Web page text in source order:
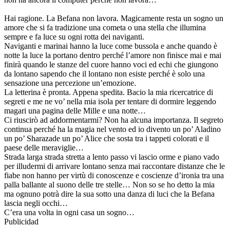
Hai ragione. La Befana non lavora. Magicamente resta un sogno un
amore che si fa tradizione una cometa o una stella che illumina
sempre e fa luce su ogni rotta dei naviganti.
Naviganti e marinai hanno la luce come bussola e anche quando è
notte la luce la portano dentro perché l’amore non finisce mai e mai
finirà quando le stanze del cuore hanno voci ed echi che giungono
da lontano sapendo che il lontano non esiste perché è solo una
sensazione una percezione un’emozione.
La letterina è pronta. Appena spedita. Bacio la mia ricercatrice di
segreti e me ne vo’ nella mia isola per tentare di dormire leggendo
magari una pagina delle Mille e una notte…
Ci riuscirò ad addormentarmi? Non ha alcuna importanza. Il segreto
continua perché ha la magia nel vento ed io divento un po’ Aladino
un po’ Sharazade un po’ Alice che sosta tra i tappeti colorati e il
paese delle meraviglie…
Strada larga strada stretta a lento passo vi lascio orme e piano vado
per illudermi di arrivare lontano senza mai raccontare distanze che le
fiabe non hanno per virtù di conoscenze e coscienze d’ironia tra una
palla ballante al suono delle tre stelle… Non so se ho detto la mia
ma ognuno potrà dire la sua sotto una danza di luci che la Befana
lascia negli occhi…
C’era una volta in ogni casa un sogno…
Publicidad